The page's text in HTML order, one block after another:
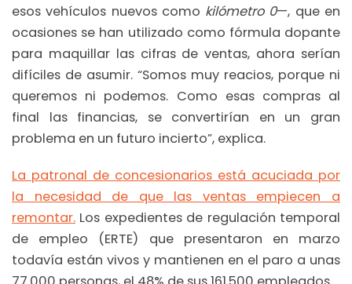
esos vehículos nuevos como kilómetro 0—, que en
ocasiones se han utilizado como fórmula dopante
para maquillar las cifras de ventas, ahora serían
difíciles de asumir. “Somos muy reacios, porque ni
queremos ni podemos. Como esas compras al
final las financias, se convertirían en un gran
problema en un futuro incierto”, explica.
La patronal de concesionarios está acuciada por
la necesidad de que las ventas empiecen a
remontar. Los expedientes de regulación temporal
de empleo (ERTE) que presentaron en marzo
todavía están vivos y mantienen en el paro a unas